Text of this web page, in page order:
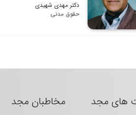
دکتر مهدی شهیدی
حقوق مدنی
های مجد مخاطبان مجد